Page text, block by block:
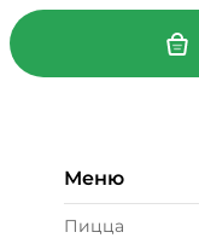
Меню
Пицца